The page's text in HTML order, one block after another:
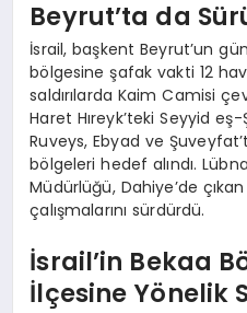
Beyrut’ta da
İsrail, başkent Beyrut’un
bölgesine şafak vakti 12
saldırılarda Kaim Camisi
Haret Hıreyk’teki Seyyid
Ruveys, Ebyad ve
bölgeleri hedef alındı.
Müdürlüğü, Dahiye’de
çalışmalarını sürdürdü.
İsrail’in Bekaa
İlçesine Yönelik